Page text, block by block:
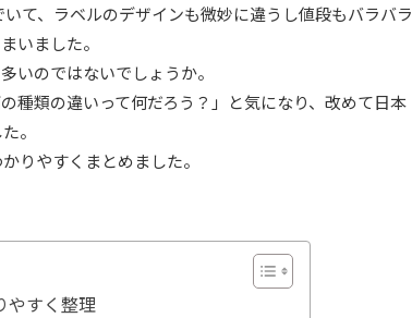
て、ラベルのデザインも微妙に違うし値段もバラバラ
いました。
いのではないでしょうか。
種類の違いって何だろう？」と気になり、改めて日本
。
りやすくまとめました。
やすく整理